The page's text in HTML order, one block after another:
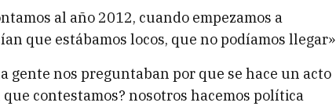
al año 2012, cuando empezamos a
que estábamos locos, que no podíamos llegar»
gente nos preguntaban por que se hace un acto
contestamos? nosotros hacemos política